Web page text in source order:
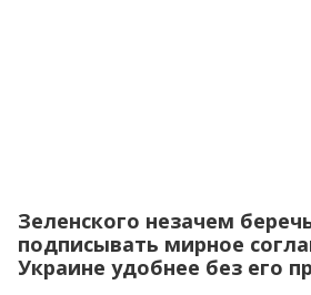
Зеленского незачем
подписывать мирное
Украине удобнее без его